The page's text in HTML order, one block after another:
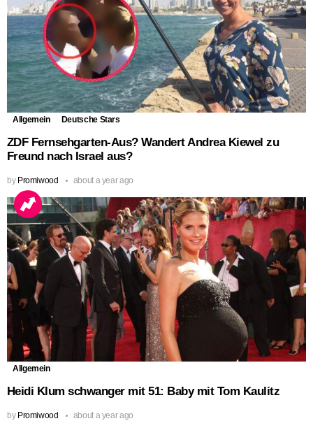
Allgemein Deutsche Stars
ZDF Fernsehgarten-Aus? Wandert Andrea Kiewel zu
Freund nach Israel aus?
by Promiwood about a year ago
Allgemein
Heidi Klum schwanger mit 51: Baby mit Tom Kaulitz
by Promiwood about a year ago